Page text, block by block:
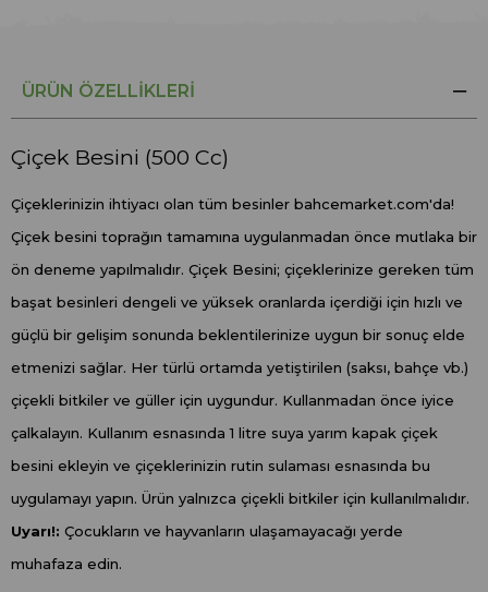
ÜRÜN ÖZELLIKLERI
Çiçek Besini (500 Cc)
Çiçeklerinizin ihtiyacı olan tüm besinler bahcemarket.com'da!
Çiçek besini toprağın tamamına uygulanmadan önce mutlaka bir
ön deneme yapılmalıdır. Çiçek Besini; çiçeklerinize gereken tüm
başat besinleri dengeli ve yüksek oranlarda içerdiği için hızlı ve
güçlü bir gelişim sonunda beklentilerinize uygun bir sonuç elde
etmenizi sağlar. Her türlü ortamda yetiştirilen (saksı, bahçe vb.)
çiçekli bitkiler ve güller için uygundur. Kullanmadan önce iyice
çalkalayın. Kullanım esnasında 1 litre suya yarım kapak çiçek
besini ekleyin ve çiçeklerinizin rutin sulaması esnasında bu
uygulamayı yapın. Ürün yalnızca çiçekli bitkiler için kullanılmalıdır.
Uyarı!: Çocukların ve hayvanların ulaşamayacağı yerde
muhafaza edin.